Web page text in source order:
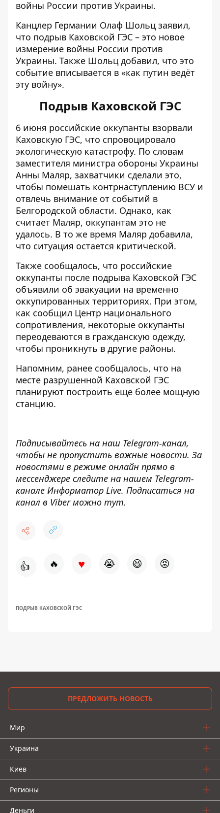
войны России против Украины.
Канцлер Германии Олаф Шольц заявил,
что подрыв Каховской ГЭС – это новое
измерение войны России против
Украины. Также Шольц добавил, что это
событие вписывается в «как путин ведёт
эту войну».
Подрыв Каховской ГЭС
6 июня российские оккупанты взорвали
Каховскую ГЭС, что спровоцировало
экологическую катастрофу. По словам
заместителя министра обороны Украины
Анны Маляр, захватчики сделали это,
чтобы помешать контрнаступлению ВСУ и
отвлечь внимание от событий в
Белгородской области. Однако, как
считает Маляр, оккупантам это не
удалось. В то же время Маляр добавила,
что ситуация остается критической.
Также сообщалось, что российские
оккупанты после подрыва Каховской ГЭС
объявили об эвакуации на временно
оккупированных территориях. При этом,
как сообщил Центр национального
сопротивления, некоторые оккупанты
переодеваются в гражданскую одежду,
чтобы проникнуть в другие районы.
Напомним, ранее сообщалось, что на
месте разрушенной Каховской ГЭС
планируют построить еще более мощную
станцию.
Подписывайтесь на наш Telegram-канал,
чтобы не пропустить важные новости. За
новостями в режиме онлайн прямо в
мессенджере следите на нашем Telegram-
канале Информатор Live. Подписаться на
канал в Viber можно тут.
👍 🔥 ♥ 😭 😆 😡
ПОДРЫВ КАХОВСКОЙ ГЭС
ПРЕДЛОЖИТЬ НОВОСТЬ
Мир
Украина
Киев
Регионы
Деньги